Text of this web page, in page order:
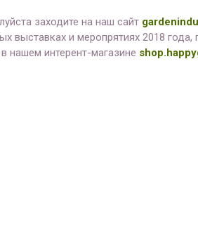
заходите на наш сайт
выставках и меропрятиях 2018
нашем интерент-магазине